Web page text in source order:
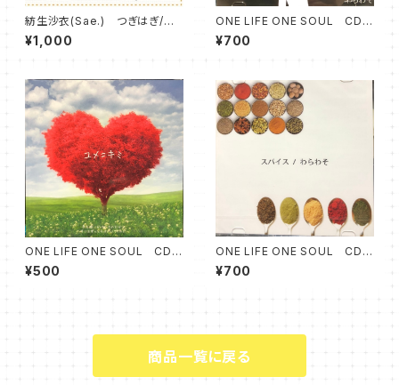
紡生沙衣(Sae.) つぎはぎ/今
日の唄 CD
¥1,000
ONE LIFE ONE SOUL CD
太陽の詩
¥700
ONE LIFE ONE SOUL CD
ユメ＝キミ
¥500
ONE LIFE ONE SOUL CD
スパイス
¥700
商品一覧に戻る